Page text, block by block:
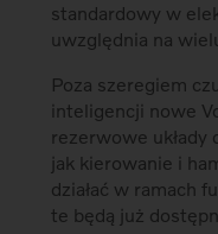
standardowy w
uwzględnia na
Poza szeregiem
inteligencji nowe
rezerwowe układy
jak kierowanie i
działać w ramach
te będą już